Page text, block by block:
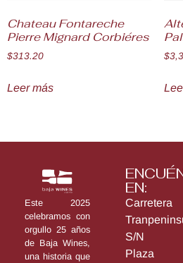
Chateau Fontareche
Pierre Mignard Corbiéres
$313.20
Leer más
$
Este 2025
celebramos con
orgullo 25 años
de Baja Wines,
una historia que
EN:
Carretera
S/N
Plaza